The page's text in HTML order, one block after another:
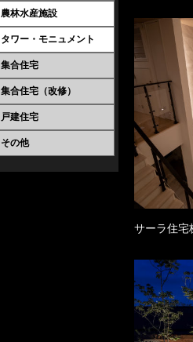
農林水産施設
タワー・モニュメント
集合住宅
集合住宅（改修）
戸建住宅
その他
サーラ住